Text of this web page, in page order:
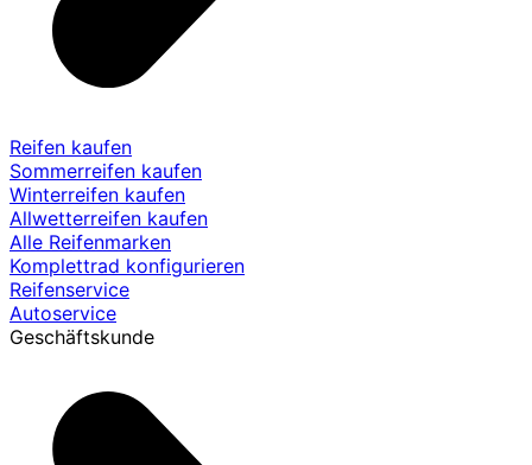
Reifen kaufen
Sommerreifen kaufen
Winterreifen kaufen
Allwetterreifen kaufen
Alle Reifenmarken
Komplettrad konfigurieren
Reifenservice
Autoservice
Geschäftskunde